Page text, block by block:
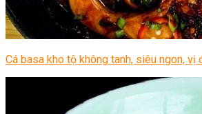
Cá basa kho tộ không tanh, siêu ngon, vị